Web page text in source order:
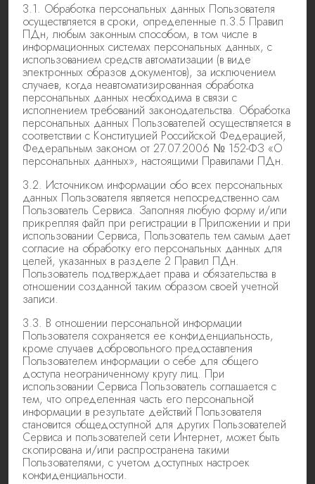
3.1. Обработка персональных данных Пользователя
осуществляется в сроки, определенные п.3.5 Правил
ПДн, любым законным способом, в том числе в
информационных системах персональных данных, с
использованием средств автоматизации (в виде
электронных образов документов), за исключением
случаев, когда неавтоматизированная обработка
персональных данных необходима в связи с
исполнением требований законодательства. Обработка
персональных данных Пользователей осуществляется в
соответствии с Конституцией Российской Федерацией,
Федеральным законом от 27.07.2006 № 152-ФЗ «О
персональных данных», настоящими Правилами ПДн.
3.2. Источником информации обо всех персональных
данных Пользователя является непосредственно сам
Пользователь Сервиса. Заполняя любую форму и/или
прикрепляя файл при регистрации в Приложении и при
использовании Сервиса, Пользователь тем самым дает
согласие на обработку его персональных данных для
целей, указанных в разделе 2 Правил ПДн.
Пользователь подтверждает права и обязательства в
отношении созданной таким образом своей учетной
записи.
3.3. В отношении персональной информации
Пользователя сохраняется ее конфиденциальность,
кроме случаев добровольного предоставления
Пользователем информации о себе для общего
доступа неограниченному кругу лиц. При
использовании Сервиса Пользователь соглашается с
тем, что определенная часть его персональной
информации в результате действий Пользователя
становится общедоступной для других Пользователей
Сервиса и пользователей сети Интернет, может быть
скопирована и/или распространена такими
Пользователями, с учетом доступных настроек
конфиденциальности.